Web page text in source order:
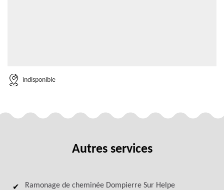
indisponible
Autres services
Ramonage de cheminée Dompierre Sur Helpe